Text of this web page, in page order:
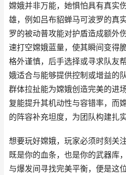
嫦娥并非万能，她惧怕具有真实
雄，例如吕布貂蝉马可波罗的真
罗的被动普攻能对护盾造成额外
速打空嫦娥蓝量，使其瞬间变得
格外谨慎，后手选择或寻求队友
娥适合与能够提供控制或增益的
群体拉扯能为嫦娥创造完美的进
复能提升其机动性与容错率，而
的阵容补充坦度，为团队构建扎
想要玩好嫦娥，玩家必须时刻关
既是你的血条，也是你的武器库
与爆发间寻找完美平衡，便是这